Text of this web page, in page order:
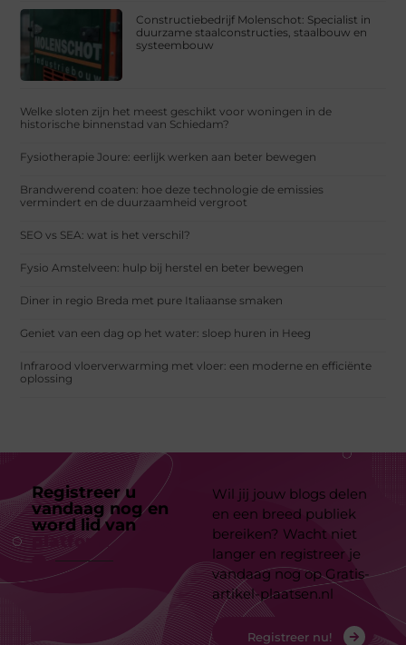
Constructiebedrijf Molenschot: Specialist in
duurzame staalconstructies, staalbouw en
systeembouw
Welke sloten zijn het meest geschikt voor woningen in de
historische binnenstad van Schiedam?
Fysiotherapie Joure: eerlijk werken aan beter bewegen
Brandwerend coaten: hoe deze technologie de emissies
vermindert en de duurzaamheid vergroot
SEO vs SEA: wat is het verschil?
Fysio Amstelveen: hulp bij herstel en beter bewegen
Diner in regio Breda met pure Italiaanse smaken
Geniet van een dag op het water: sloep huren in Heeg
Infrarood vloerverwarming met vloer: een moderne en efficiënte
oplossing
Registreer u
vandaag nog en
word lid van
platform
Wil jij jouw blogs delen
en een breed publiek
bereiken? Wacht niet
langer en registreer je
vandaag nog op Gratis-
artikel-plaatsen.nl
Registreer nu!